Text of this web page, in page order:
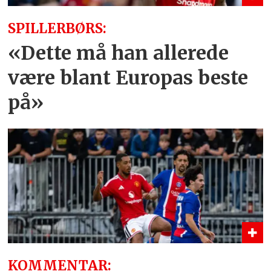
SPILLERBØRS:
«Dette må han allerede
være blant Europas beste
på»
KOMMENTAR: